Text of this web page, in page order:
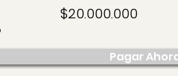
$20.000.000
Pagar